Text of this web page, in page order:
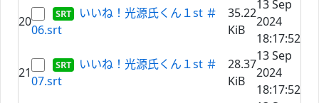
20
いいね！光源氏くん１st ＃
06.srt
35.22
KiB
13 Sep
2024
18:17:52
21
いいね！光源氏くん１st ＃
07.srt
28.37
KiB
13 Sep
2024
18:17:52